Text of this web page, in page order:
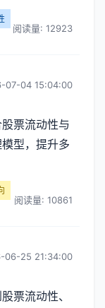
阅读量: 12923
07-04 15:04:00
票流动性与
型，提升多
阅读量: 10861
06-25 21:34:00
票流动性、